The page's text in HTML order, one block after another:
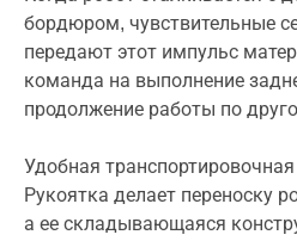
бордюром, чувствительные
передают этот импульс
команда на выполнение
продолжение работы по
Удобная
Рукоятка делает переноску
а ее складывающаяся